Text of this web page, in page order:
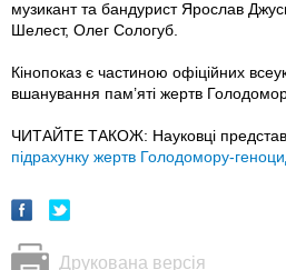
музикант та бандурист Ярослав
Шелест, Олег Сологуб.
Кінопоказ є частиною офіційних
вшанування пам’яті жертв
ЧИТАЙТЕ ТАКОЖ: Науковці
підрахунку жертв Голодомору-
Друкована версія